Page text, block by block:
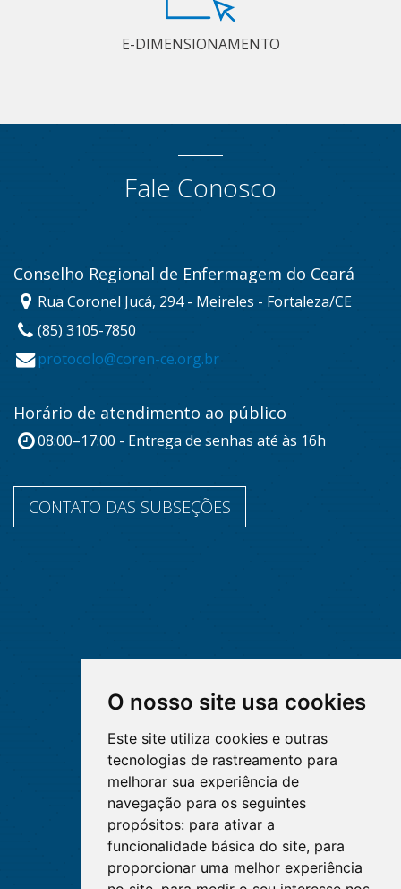
O nosso site usa cookies
Este site utiliza cookies e outras
tecnologias de rastreamento para
melhorar sua experiência de
navegação para os seguintes
propósitos: para ativar a
funcionalidade básica do site, para
proporcionar uma melhor experiência
E-DIMENSIONAMENTO
Fale Conosco
Conselho Regional de Enfermagem do Ceará
Rua Coronel Jucá, 294 - Meireles - Fortaleza/CE
(85) 3105-7850
protocolo@coren-ce.org.br
Horário de atendimento ao público
08:00–17:00 - Entrega de senhas até às 16h
CONTATO DAS SUBSEÇÕES